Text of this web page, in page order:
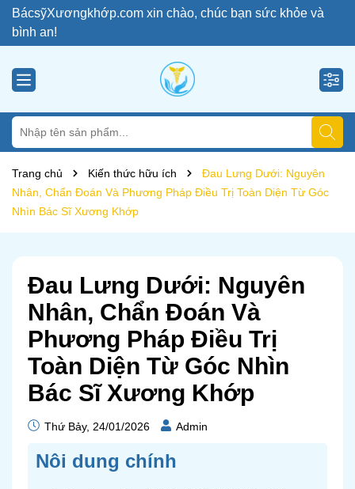
BácsỹXươngkhớp.com xin chào, chúc bạn sức khỏe và
bình an!
Trang chủ Kiến thức hữu ích
Đau Lưng Dưới: Nguyên
Nhân, Chẩn Đoán Và Phương Pháp Điều Trị Toàn Diện Từ Góc
Nhìn Bác Sĩ Xương Khớp
Đau Lưng Dưới: Nguyên
Nhân, Chẩn Đoán Và
Phương Pháp Điều Trị
Toàn Diện Từ Góc Nhìn
Bác Sĩ Xương Khớp
Thứ Bảy, 24/01/2026 Admin
Nôi dung chính